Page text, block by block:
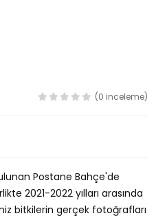
(0 inceleme)
Postane Bahçe'de
2021-2022 yılları arasında
bitkilerin gerçek fotoğrafları